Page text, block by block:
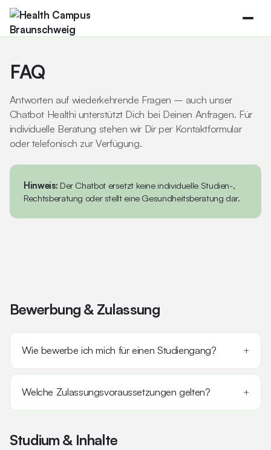
FAQ
Antworten auf wiederkehrende Fragen – auch unser
Chatbot Healthi unterstützt Dich bei Deinen Anfragen. Für
individuelle Beratung stehen wir Dir per Kontaktformular
oder telefonisch zur Verfügung.
Hinweis: Der Chatbot ersetzt keine individuelle Studien-,
Rechtsberatung oder stellt eine Gesundheitsberatung dar.
Bewerbung & Zulassung
Wie bewerbe ich mich für einen Studiengang?
Welche Zulassungsvoraussetzungen gelten?
Studium & Inhalte